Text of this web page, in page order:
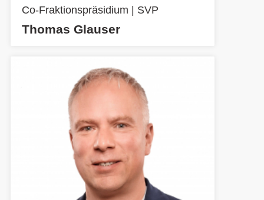
Co-Fraktionspräsidium | SVP
Thomas Glauser